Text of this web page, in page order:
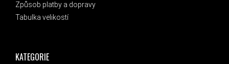
KATEGORIE
Způsob platby a dopravy
Tabulka velikostí